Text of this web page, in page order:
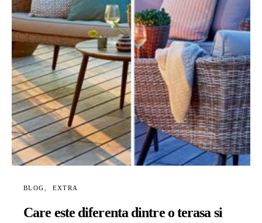
BLOG EXTRA
Care este diferenta dintre o terasa si